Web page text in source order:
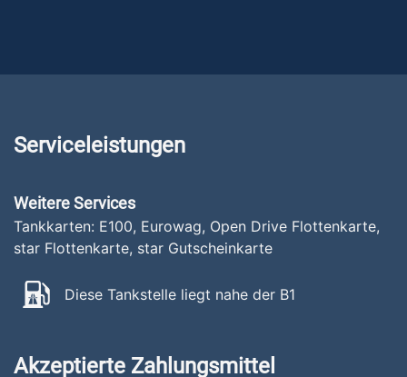
Serviceleistungen
Weitere Services
Tankkarten: E100, Eurowag, Open Drive Flottenkarte,
star Flottenkarte, star Gutscheinkarte
Diese Tankstelle liegt nahe der B1
Akzeptierte Zahlungsmittel